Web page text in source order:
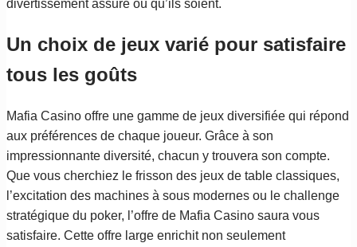
divertissement assuré où qu’ils soient.
Un choix de jeux varié pour satisfaire
tous les goûts
Mafia Casino offre une gamme de jeux diversifiée qui répond
aux préférences de chaque joueur. Grâce à son
impressionnante diversité, chacun y trouvera son compte.
Que vous cherchiez le frisson des jeux de table classiques,
l’excitation des machines à sous modernes ou le challenge
stratégique du poker, l’offre de Mafia Casino saura vous
satisfaire. Cette offre large enrichit non seulement